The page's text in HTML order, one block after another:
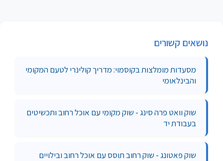
נושאים קשורים
מסעדות מומלצות בקוסמוי: מדריך קולינרי לטעם המקומי
והבינלאומי
שוק וואט פרה סינג - שוק מקומי עם אוכל רחוב ותכשיטים
בעבודת יד
שוק פאטונג - שוק רחוב תוסס עם אוכל רחוב ובילויים